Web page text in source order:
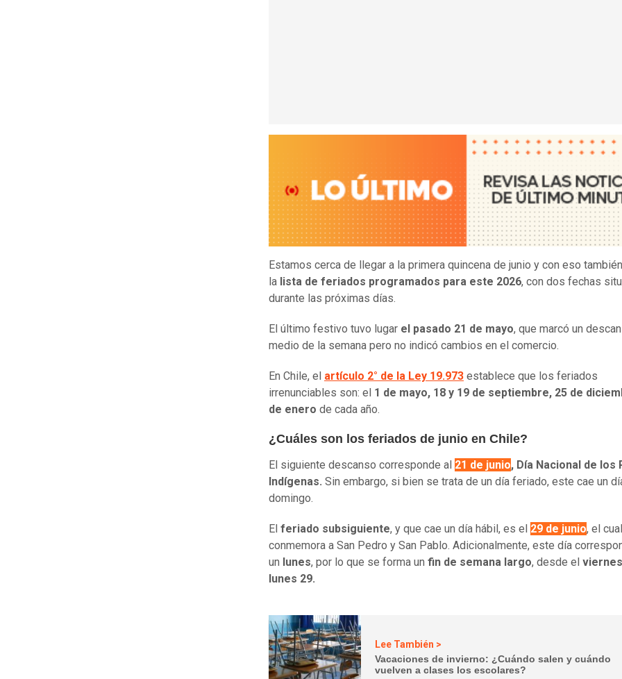
Estamos cerca de llegar a la primera quincena de junio y con eso
la lista de feriados programados para este 2026, con dos fechas
durante las próximas días.
El último festivo tuvo lugar el pasado 21 de mayo, que marcó un
medio de la semana pero no indicó cambios en el comercio.
En Chile, el artículo 2° de la Ley 19.973 establece que los feriados
irrenunciables son: el 1 de mayo, 18 y 19 de septiembre, 25 de
de enero de cada año.
¿Cuáles son los feriados de junio en Chile?
El siguiente descanso corresponde al 21 de junio, Día Nacional de los
Indígenas. Sin embargo, si bien se trata de un día feriado, este cae un
domingo.
El feriado subsiguiente, y que cae un día hábil, es el 29 de junio, el cual
conmemora a San Pedro y San Pablo. Adicionalmente, este día
un lunes, por lo que se forma un fin de semana largo, desde el viernes
lunes 29.
Lee También >
Vacaciones de invierno: ¿Cuándo salen y cuándo
vuelven a clases los escolares?